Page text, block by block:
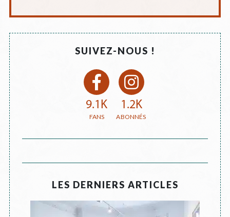
SUIVEZ-NOUS !
9.1K 1.2K
LES DERNIERS ARTICLES